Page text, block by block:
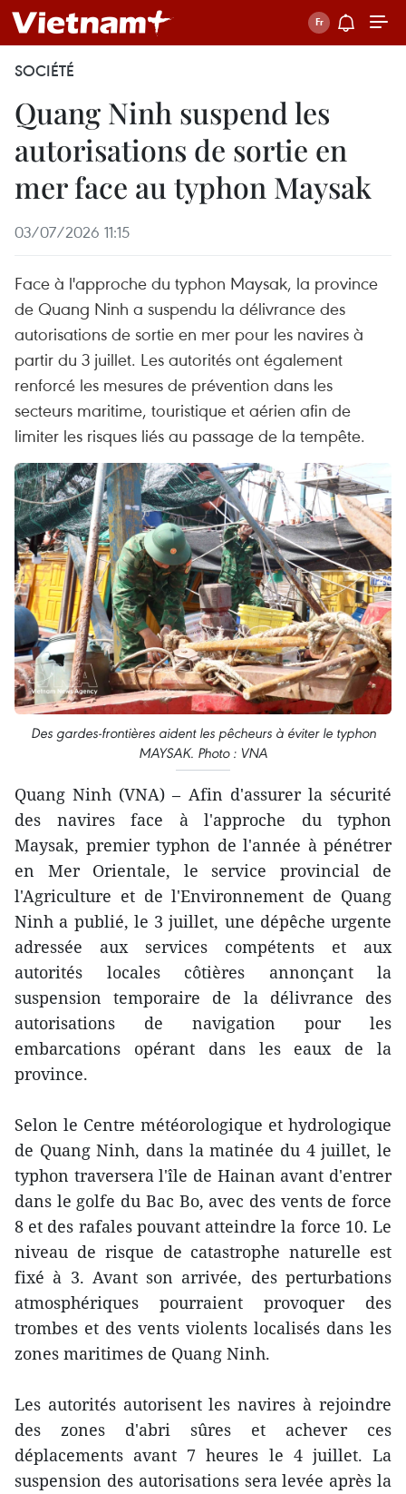
SOCIÉTÉ
Quang Ninh suspend les
autorisations de sortie en
mer face au typhon Maysak
03/07/2026 11:15
Face à l'approche du typhon Maysak, la province
de Quang Ninh a suspendu la délivrance des
autorisations de sortie en mer pour les navires à
partir du 3 juillet. Les autorités ont également
renforcé les mesures de prévention dans les
secteurs maritime, touristique et aérien afin de
limiter les risques liés au passage de la tempête.
Des gardes-frontières aident les pêcheurs à éviter le typhon
MAYSAK. Photo : VNA
Quang Ninh (VNA) – Afin d'assurer la sécurité
des navires face à l'approche du typhon
Maysak, premier typhon de l'année à pénétrer
en Mer Orientale, le service provincial de
l'Agriculture et de l'Environnement de Quang
Ninh a publié, le 3 juillet, une dépêche urgente
adressée aux services compétents et aux
autorités locales côtières annonçant la
suspension temporaire de la délivrance des
autorisations de navigation pour les
embarcations opérant dans les eaux de la
province.
Selon le Centre météorologique et hydrologique
de Quang Ninh, dans la matinée du 4 juillet, le
typhon traversera l'île de Hainan avant d'entrer
dans le golfe du Bac Bo, avec des vents de force
8 et des rafales pouvant atteindre la force 10. Le
niveau de risque de catastrophe naturelle est
fixé à 3. Avant son arrivée, des perturbations
atmosphériques pourraient provoquer des
trombes et des vents violents localisés dans les
zones maritimes de Quang Ninh.
Les autorités autorisent les navires à rejoindre
des zones d'abri sûres et achever ces
déplacements avant 7 heures le 4 juillet. La
suspension des autorisations sera levée après la